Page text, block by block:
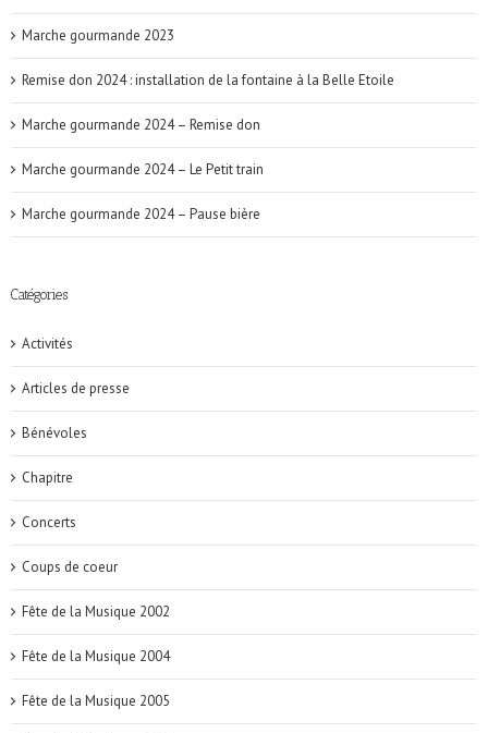
Marche gourmande 2023
Remise don 2024 : installation de la fontaine à la Belle Etoile
Marche gourmande 2024 – Remise don
Marche gourmande 2024 – Le Petit train
Marche gourmande 2024 – Pause bière
Catégories
Activités
Articles de presse
Bénévoles
Chapitre
Concerts
Coups de coeur
Fête de la Musique 2002
Fête de la Musique 2004
Fête de la Musique 2005